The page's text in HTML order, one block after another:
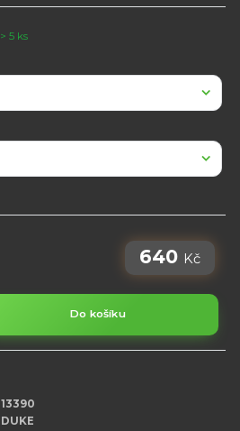
5 ks
640 Kč
Do košíku
13390
DUKE